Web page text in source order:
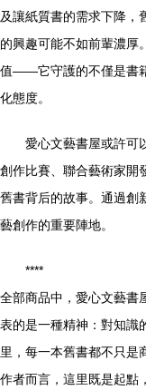
及讓紙質書的需求下降，
的興趣可能不如前輩濃厚
值——它守護的不僅是書
化態度。
愛心文藝書屋或許可
創作比賽、聯合藝術家開
舊書背后的故事。通過創
藝創作的重要陣地。
****
全部商品中，愛心文藝書
表的是一種精神：對知識
里，每一本舊書都不只是
作者而言，這里既是起